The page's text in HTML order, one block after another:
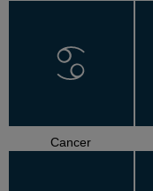
Cancer